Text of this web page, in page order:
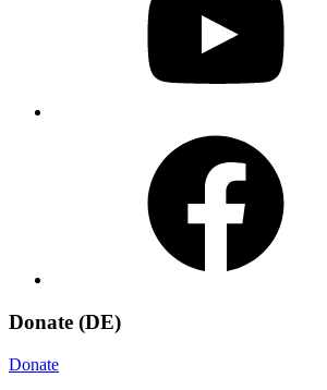
Donate (DE)
Donate